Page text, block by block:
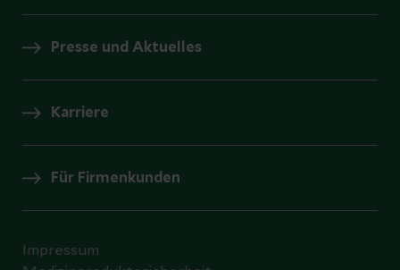
Presse und Aktuelles
Karriere
Für Firmenkunden
Impressum